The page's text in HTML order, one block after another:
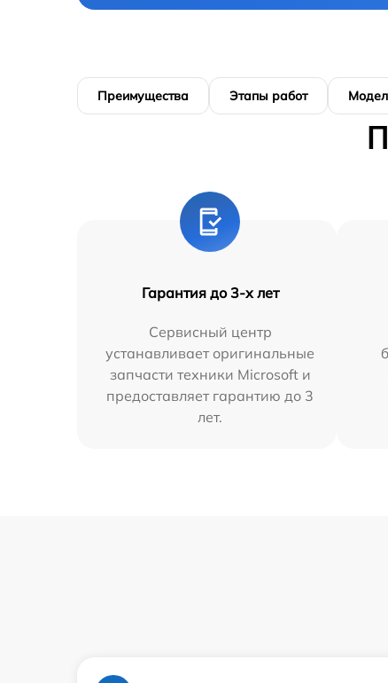
Преимущества Этапы работ
Гарантия до 3-х лет
Сервисный центр
устанавливает оригинальные
запчасти техники Microsoft и
предоставляет гарантию до 3
лет.